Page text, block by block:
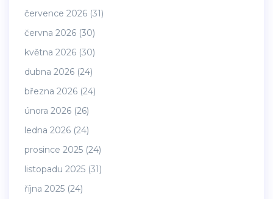
července 2026 (31)
června 2026 (30)
května 2026 (30)
dubna 2026 (24)
března 2026 (24)
února 2026 (26)
ledna 2026 (24)
prosince 2025 (24)
listopadu 2025 (31)
října 2025 (24)